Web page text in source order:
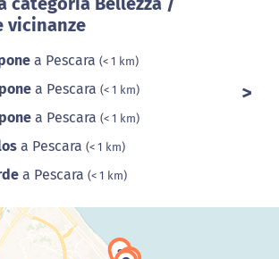
vicinanze
a Pescara (< 1 km)
a Pescara (< 1 km)
a Pescara (< 1 km)
a Pescara (< 1 km)
a Pescara (< 1 km)
2